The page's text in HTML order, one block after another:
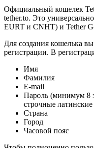
Официальный кошелек
tether.to. Это
EURT и CNHT) и Tether
Для создания кошелька
регистрации. В
Имя
Фамилия
E-mail
Пароль (минимум 8
строчные
Страна
Город
Часовой пояс